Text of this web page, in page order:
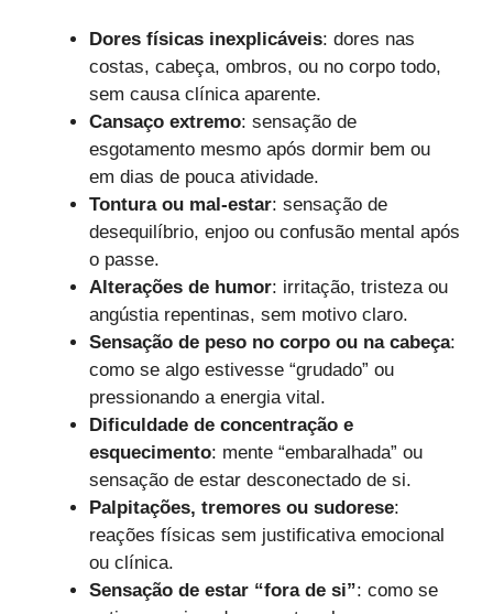
Dores físicas inexplicáveis: dores nas
costas, cabeça, ombros, ou no corpo todo,
sem causa clínica aparente.
Cansaço extremo: sensação de
esgotamento mesmo após dormir bem ou
em dias de pouca atividade.
Tontura ou mal-estar: sensação de
desequilíbrio, enjoo ou confusão mental após
o passe.
Alterações de humor: irritação, tristeza ou
angústia repentinas, sem motivo claro.
Sensação de peso no corpo ou na cabeça:
como se algo estivesse “grudado” ou
pressionando a energia vital.
Dificuldade de concentração e
esquecimento: mente “embaralhada” ou
sensação de estar desconectado de si.
Palpitações, tremores ou sudorese:
reações físicas sem justificativa emocional
ou clínica.
Sensação de estar “fora de si”: como se